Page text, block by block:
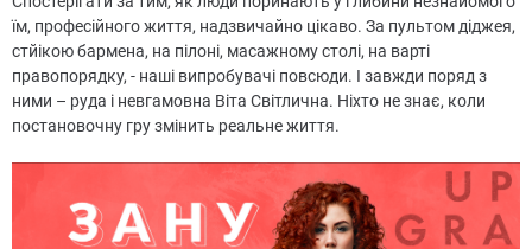
їм, професійного життя, надзвичайно цікаво. За пультом діджея,
стйікою бармена, на пілоні, масажному столі, на варті
правопорядку, - наші випробувачі повсюди. І завжди поряд з
ними – руда і невгамовна Віта Світлична. Ніхто не знає, коли
постановочну гру змінить реальне життя.